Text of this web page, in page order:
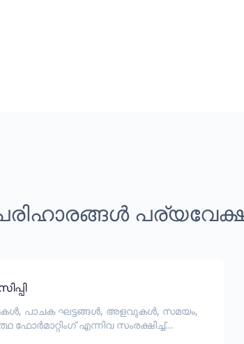
പാചക ഘട്ടങ്ങൾ, അളവുകൾ, സമയം,
ഫോർമാറ്റിംഗ് എന്നിവ സംരക്ഷിച്ച്